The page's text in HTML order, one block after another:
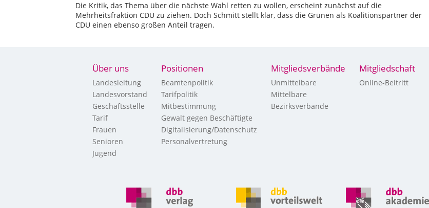
Die Kritik, das Thema über die nächste Wahl retten zu wollen, erscheint zunächst auf die
Mehrheitsfraktion CDU zu ziehen. Doch Schmitt stellt klar, dass die Grünen als Koalitionspartner der
CDU einen ebenso großen Anteil tragen.
Über uns
Landesleitung
Landesvorstand
Geschäftsstelle
Tarif
Frauen
Senioren
Jugend
Positionen
Beamtenpolitik
Tarifpolitik
Mitbestimmung
Gewalt gegen Beschäftigte
Digitalisierung/Datenschutz
Personalvertretung
Mitgliedsverbände
Unmittelbare
Mittelbare
Bezirksverbände
Mitgliedschaft
Online-Beitritt